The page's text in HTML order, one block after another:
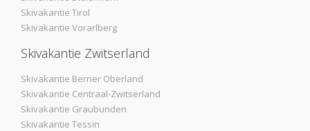
Skivakantie Tirol
Skivakantie Vorarlberg
Skivakantie Zwitserland
Skivakantie Berner Oberland
Skivakantie Centraal-Zwitserland
Skivakantie Graubunden
Skivakantie Tessin